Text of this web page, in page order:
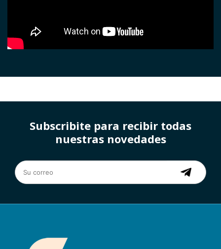
Subscribite para recibir todas
nuestras novedades